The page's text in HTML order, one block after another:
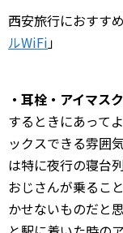
西安旅行におすす
ルWiFi 」
・耳栓 ・アイマスク
するときにあって
ックスできる雰囲
は特に夜行の寝台
おじさんが乗るこ
かせないものだと